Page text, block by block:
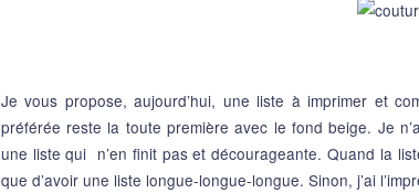
Je vous propose, aujourd’hui, une liste à imprimer et
préférée reste la toute première avec le fond beige. Je
une liste qui n’en finit pas et décourageante. Quand la
que d’avoir une liste longue-longue-longue. Sinon, j’ai